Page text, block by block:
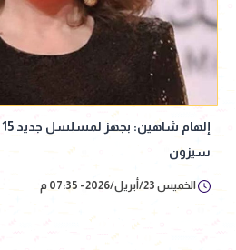
سيزون
الخميس 23/أبريل/2026 - 07:35 م